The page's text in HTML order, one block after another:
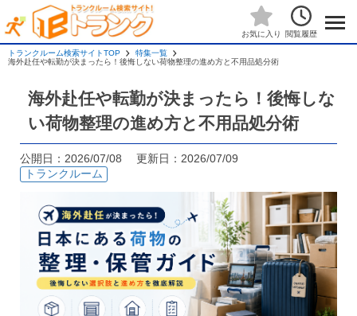
お気に入り 閲覧履歴
トランクルーム検索サイトTOP
特集一覧
海外赴任や転勤が決まったら！後悔しない荷物整理の進め方と不用品処分術
海外赴任や転勤が決まったら！後悔しな
い荷物整理の進め方と不用品処分術
公開日：2026/07/08 更新日：2026/07/09
トランクルーム